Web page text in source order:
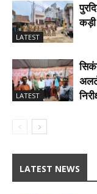
LATEST
कड़ी
LATEST
LATEST NEWS